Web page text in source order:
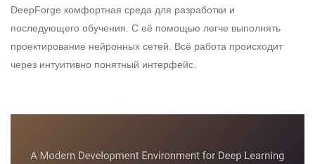
DeepForge комфортная среда для разработки и
последующего обучения. С её помощью легче выполнять
проектирование нейронных сетей. Всё работа происходит
через интуитивно понятный интерфейс.